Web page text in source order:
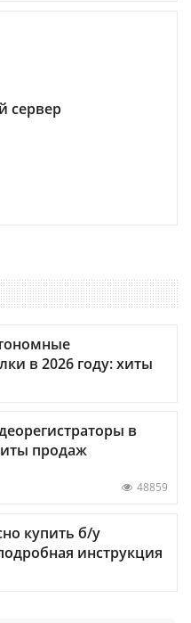
сервер
в 2026 году: хиты
в
продаж
48859
купить б/у
инструкция